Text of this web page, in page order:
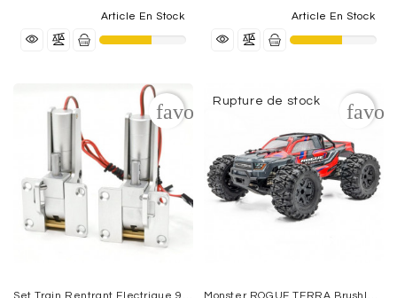
ACCESSOIRES
MOTEURS
THERMIQUES
REACTORS
VOILURES
TOURNANTES
-
Article En Stock
favorite_border
Article En Stock
Rupture de stock